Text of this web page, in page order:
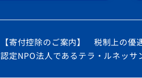
【寄付控除のご案内】 税制上の優
認定NPO法人であるテラ・ルネッサ